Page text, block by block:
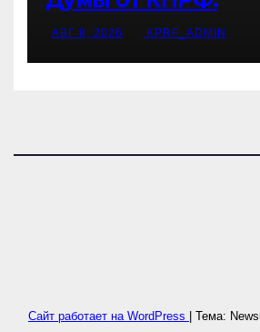
АВГ 8, 2026 KPRF_ADMIN
Сайт работает на WordPress Тема: